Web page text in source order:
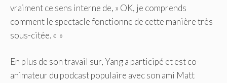
vraiment ce sens interne de, » OK, je comprends
comment le spectacle fonctionne de cette manière très
sous-citée. « »
En plus de son travail sur, Yang a participé et est co-
animateur du podcast populaire avec son ami Matt